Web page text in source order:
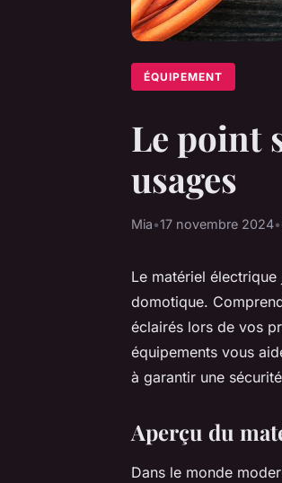
ÉQUIPEMENT
Le point
usages
Mia•17 novembre 2024•
Le matériel
domotique.
éclairés lors de vos
équipements vous
à garantir une
Aperçu du
Dans le monde